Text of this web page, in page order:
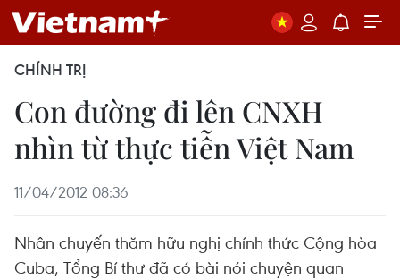
CHÍNH TRỊ
Con đường đi lên CNXH
nhìn từ thực tiễn Việt Nam
11/04/2012 08:36
Nhân chuyến thăm hữu nghị chính thức Cộng hòa
Cuba, Tổng Bí thư đã có bài nói chuyện quan